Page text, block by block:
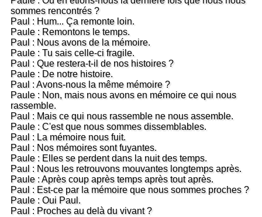
sommes rencontrés ?
Paul : Hum... Ça remonte loin.
Paule : Remontons le temps.
Paul : Nous avons de la mémoire.
Paule : Tu sais celle-ci fragile.
Paul : Que restera-t-il de nos histoires ?
Paule : De notre histoire.
Paul : Avons-nous la même mémoire ?
Paule : Non, mais nous avons en mémoire ce qui nous
rassemble.
Paul : Mais ce qui nous rassemble ne nous assemble.
Paule : C'est que nous sommes dissemblables.
Paul : La mémoire nous fuit.
Paul : Nos mémoires sont fuyantes.
Paule : Elles se perdent dans la nuit des temps.
Paul : Nous les retrouvons mouvantes longtemps après.
Paule : Après coup après temps après tout après.
Paul : Est-ce par la mémoire que nous sommes proches ?
Paule : Oui Paul.
Paul : Proches au delà du vivant ?